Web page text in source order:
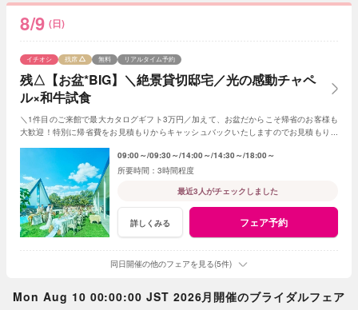
8/9 (日)
残△【お盆*BIG】＼絶景貸切邸宅／光の感動チャペ
ル×和牛試食
イチオシ 残席 無料 リアルタイム予約
＼1件目のご来館で最大カタログギフト3万円／加えて、お盆だからこそ帰省のお客様も
大歓迎！特別に帰省費をお見積もりからキャッシュバックいたしますのでお見積もり作
09:00～ 09:30～ 14:00～ 14:30～ 18:00～
3時間程度
最近3人がチェックしました
詳しくみる フェア予約
同日開催の他のフェアを見る(5件)
Mon Aug 10 00:00:00 JST 2026月開催のブライダルフェア